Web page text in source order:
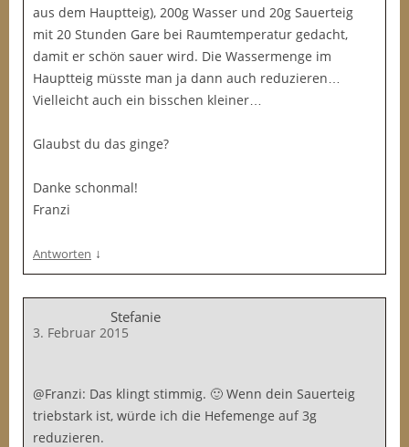
aus dem Hauptteig), 200g Wasser und 20g Sauerteig
mit 20 Stunden Gare bei Raumtemperatur gedacht,
damit er schön sauer wird. Die Wassermenge im
Hauptteig müsste man ja dann auch reduzieren…
Vielleicht auch ein bisschen kleiner…
Glaubst du das ginge?
Danke schonmal!
Franzi
Antworten ↓
Stefanie
3. Februar 2015
@Franzi: Das klingt stimmig. 🙂 Wenn dein Sauerteig
triebstark ist, würde ich die Hefemenge auf 3g
reduzieren.